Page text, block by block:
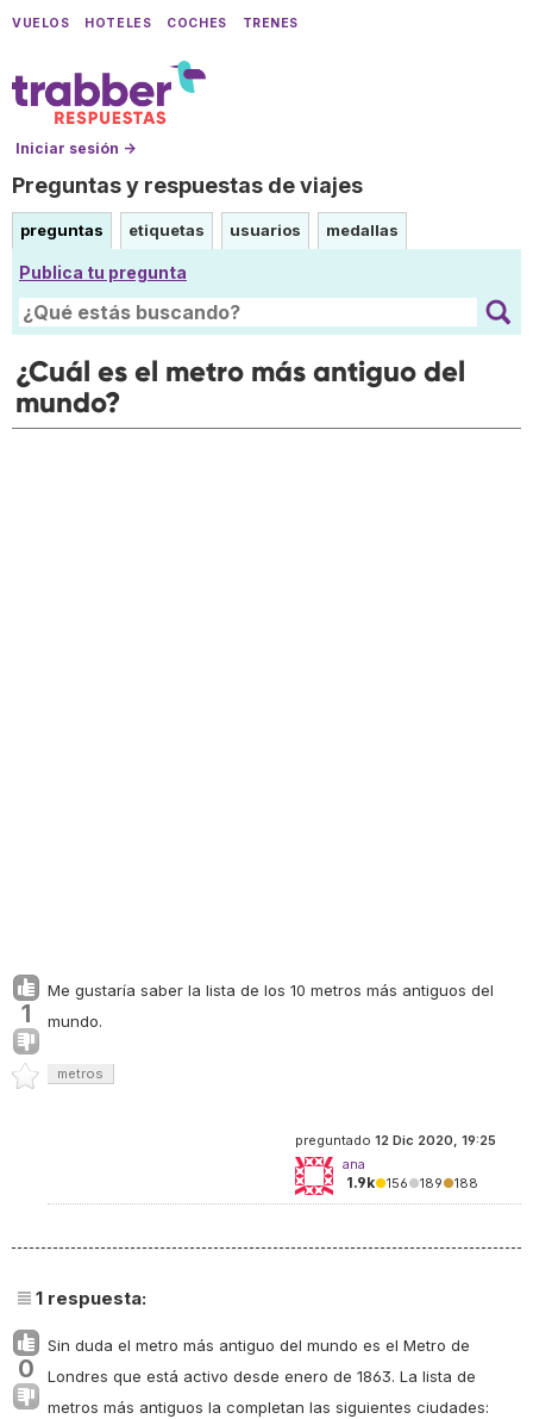
VUELOS HOTELES COCHES TRENES
Iniciar sesión →
Preguntas y respuestas de viajes
preguntas etiquetas usuarios medallas
Publica tu pregunta
¿Cuál es el metro más antiguo del
mundo?
1
Me gustaría saber la lista de los 10 metros más antiguos del
mundo.
metros
preguntado 12 Dic 2020, 19:25
ana
1.9k●156●189●188
1 respuesta:
0
Sin duda el metro más antiguo del mundo es el Metro de
Londres que está activo desde enero de 1863. La lista de
metros más antiguos la completan las siguientes ciudades: